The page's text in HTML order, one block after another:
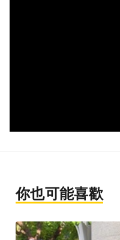
你也可能喜歡